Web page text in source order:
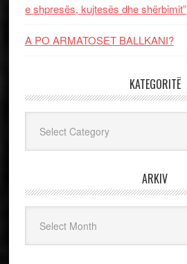
e shpresës, kujtesës dhe shërbimit”
A PO ARMATOSET BALLKANI?
KATEGORITË
ARKIV